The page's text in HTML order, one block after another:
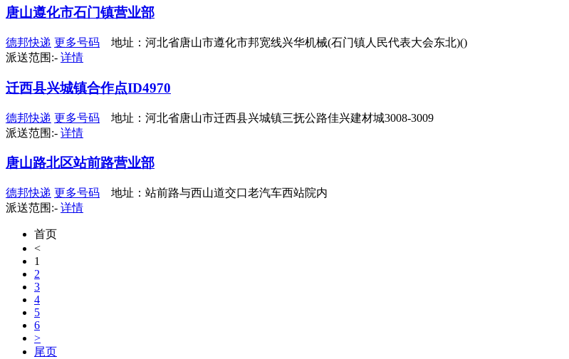
唐山遵化市石门镇营业部
德邦快递 更多号码 地址：河北省唐山市遵化市邦宽线兴华机械(石门镇人民代表大会东北)()
派送范围:- 详情
迁西县兴城镇合作点ID4970
德邦快递 更多号码 地址：河北省唐山市迁西县兴城镇三抚公路佳兴建材城3008-3009
派送范围:- 详情
唐山路北区站前路营业部
德邦快递 更多号码 地址：站前路与西山道交口老汽车西站院内
派送范围:- 详情
首页
<
1
2
3
4
5
6
>
尾页